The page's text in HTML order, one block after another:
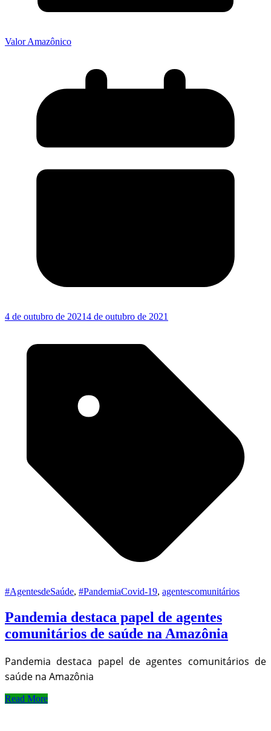
Valor Amazônico
4 de outubro de 20214 de outubro de 2021
#AgentesdeSaúde, #PandemiaCovid-19, agentescomunitários
Pandemia destaca papel de agentes
comunitários de saúde na Amazônia
Pandemia destaca papel de agentes comunitários de
saúde na Amazônia
Read More